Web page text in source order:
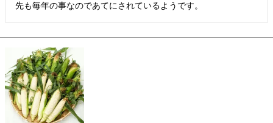
先も毎年の事なのであてにされているようです。